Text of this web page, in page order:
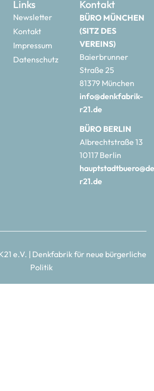
Links
Newsletter
Kontakt
Impressum
Datenschutz
Kontakt
BÜRO MÜNCHEN
(SITZ DES
VEREINS)
Baierbrunner
Straße 25
81379 München
info@denkfabrik-
r21.de
BÜRO BERLIN
Albrechtstraße 13
10117 Berlin
r21.de
e.V. | Denkfabrik für neue bürgerliche
Politik